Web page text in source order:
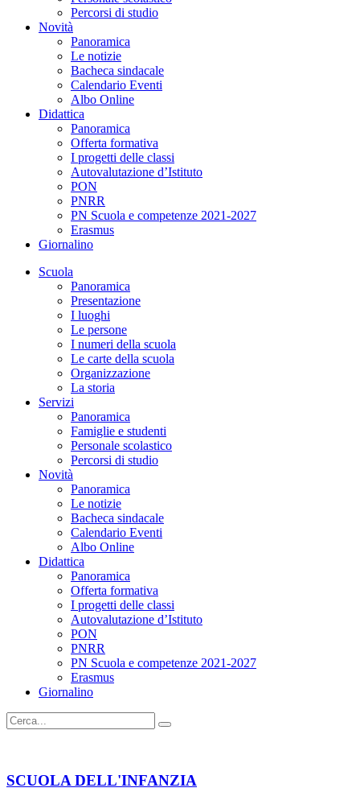
Percorsi di studio
Novità
Panoramica
Le notizie
Bacheca sindacale
Calendario Eventi
Albo Online
Didattica
Panoramica
Offerta formativa
I progetti delle classi
Autovalutazione d’Istituto
PON
PNRR
PN Scuola e competenze 2021-2027
Erasmus
Giornalino
Scuola
Panoramica
Presentazione
I luoghi
Le persone
I numeri della scuola
Le carte della scuola
Organizzazione
La storia
Servizi
Panoramica
Famiglie e studenti
Personale scolastico
Percorsi di studio
Novità
Panoramica
Le notizie
Bacheca sindacale
Calendario Eventi
Albo Online
Didattica
Panoramica
Offerta formativa
I progetti delle classi
Autovalutazione d’Istituto
PON
PNRR
PN Scuola e competenze 2021-2027
Erasmus
Giornalino
SCUOLA DELL'INFANZIA